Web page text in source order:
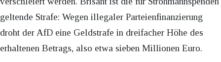
geltende Strafe: Wegen illegaler Parteienfinanzierung
droht der AfD eine Geldstrafe in dreifacher Höhe des
erhaltenen Betrags, also etwa sieben Millionen Euro.